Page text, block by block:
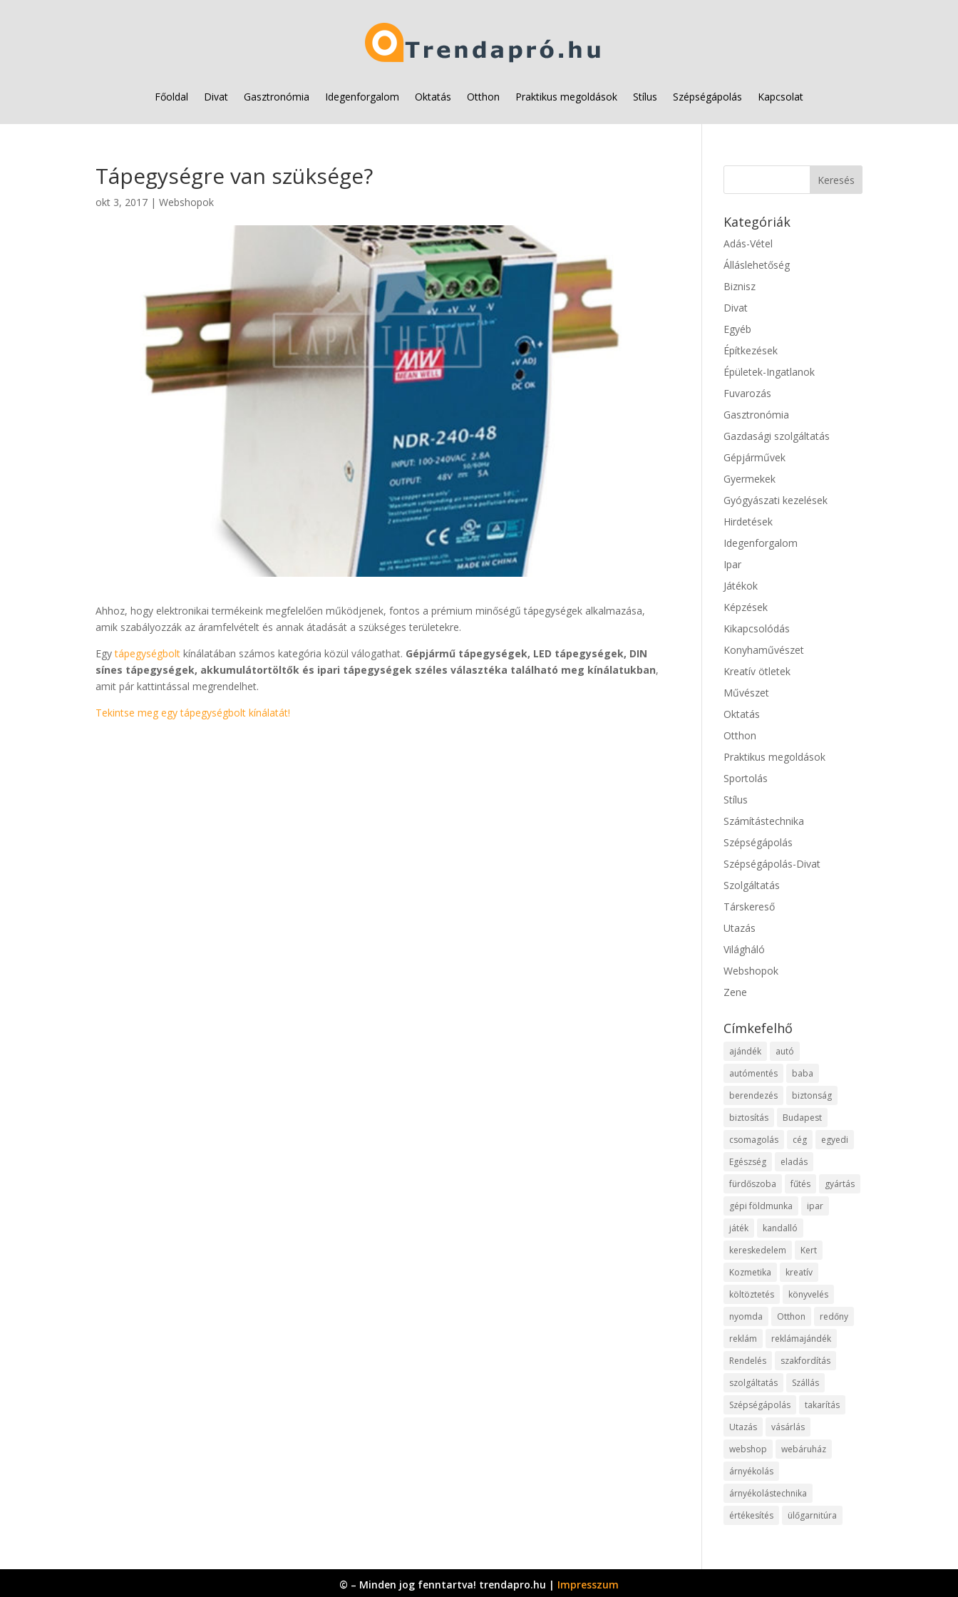
Főoldal Divat Gasztronómia Idegenforgalom Oktatás Otthon Praktikus megoldások Stílus Szépségápolás Kapcsolat
Tápegységre van szüksége?
okt 3, 2017 |Webshopok
Ahhoz, hogy elektronikai termékeink megfelelően működjenek, fontos a prémium minőségű tápegységek alkalmazása,
amik szabályozzák az áramfelvételt és annak átadását a szükséges területekre.
Egytápegységbolt kínálatában számos kategória közül válogathat. Gépjármű tápegységek, LED tápegységek, DIN
sínes tápegységek, akkumulátortöltők és ipari tápegységek széles választéka található meg kínálatukban,
amit pár kattintással megrendelhet.
Tekintse meg egy tápegységbolt kínálatát!
Kategóriák
Adás-Vétel
Álláslehetőség
Biznisz
Divat
Egyéb
Építkezések
Épületek-Ingatlanok
Fuvarozás
Gasztronómia
Gazdasági szolgáltatás
Gépjárművek
Gyermekek
Gyógyászati kezelések
Hirdetések
Idegenforgalom
Ipar
Játékok
Képzések
Kikapcsolódás
Konyhaművészet
Kreatív ötletek
Művészet
Oktatás
Otthon
Praktikus megoldások
Sportolás
Stílus
Számítástechnika
Szépségápolás
Szépségápolás-Divat
Szolgáltatás
Társkereső
Utazás
Világháló
Webshopok
Zene
Címkefelhő
ajándék
autó
autómentés
baba
berendezés
biztonság
biztosítás
Budapest
csomagolás
cég
egyedi
Egészség
eladás
fürdőszoba
fűtés
gyártás
gépi földmunka
ipar
játék
kandalló
kereskedelem
Kert
Kozmetika
kreatív
költöztetés
könyvelés
nyomda
Otthon
redőny
reklám
reklámajándék
Rendelés
szakfordítás
szolgáltatás
Szállás
Szépségápolás
takarítás
Utazás
vásárlás
webshop
webáruház
árnyékolás
árnyékolástechnika
értékesítés
ülőgarnitúra
© – Minden jog fenntartva! trendapro.hu | Impresszum